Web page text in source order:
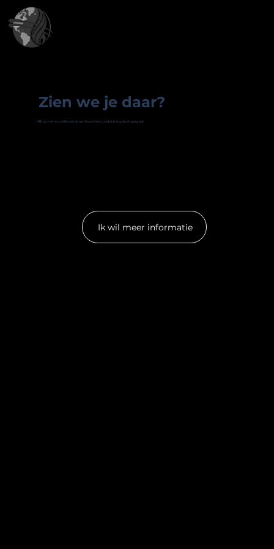
Zien we je daar?
Klik op het muziekicoontje rechtsonderin, zodat het geluid aangaat.
Ik wil meer informatie